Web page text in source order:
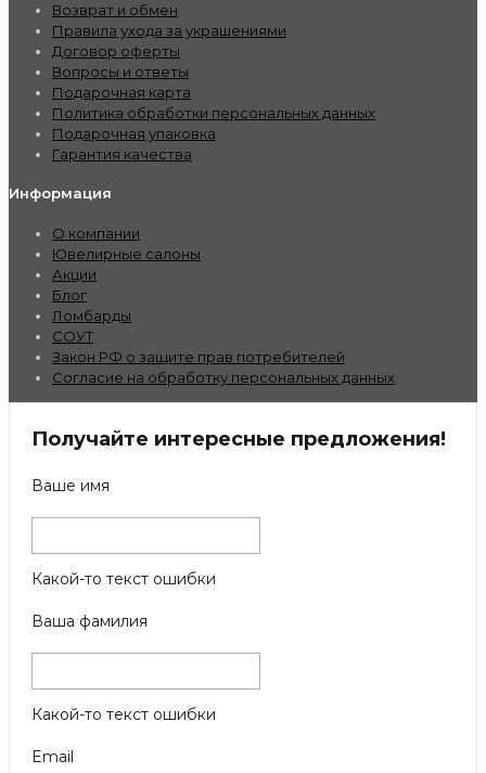
Возврат и обмен
Правила ухода за украшениями
Договор оферты
Вопросы и ответы
Подарочная карта
Политика обработки персональных данных
Подарочная упаковка
Гарантия качества
Информация
О компании
Ювелирные салоны
Акции
Блог
Ломбарды
СОУТ
Закон РФ о защите прав потребителей
Согласие на обработку персональных данных
Получайте интересные предложения!
Ваше имя
Какой-то текст ошибки
Ваша фамилия
Какой-то текст ошибки
Email